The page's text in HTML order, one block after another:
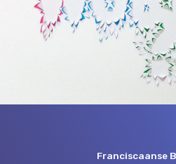
Franciscaanse